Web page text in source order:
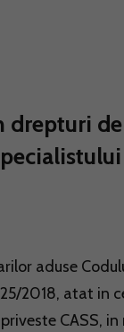
drepturi
aduse
2018, atat in
CASS,